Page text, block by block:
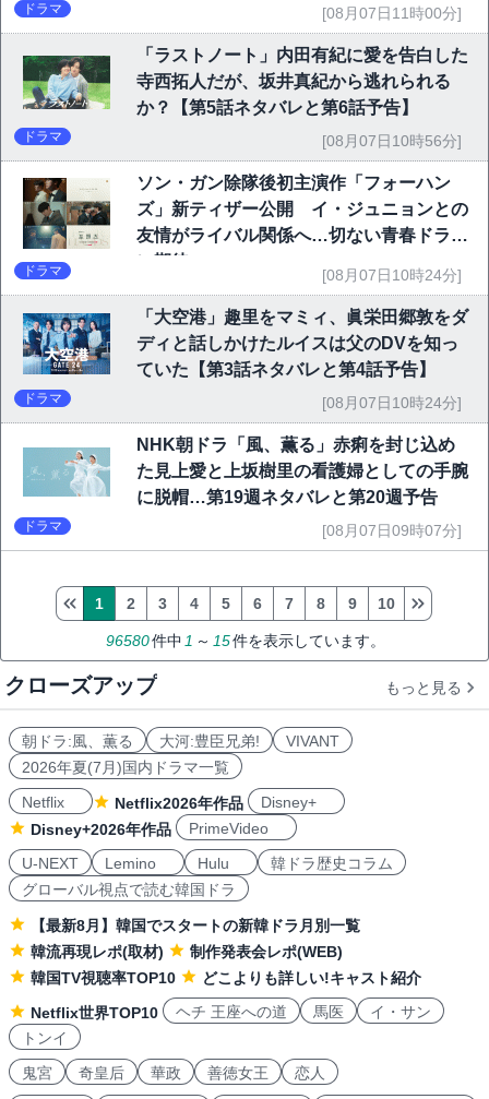
ドラマ [08月07日11時00分]
「ラストノート」内田有紀に愛を告白した
寺西拓人だが、坂井真紀から逃れられる
か？【第5話ネタバレと第6話予告】
ドラマ [08月07日10時56分]
ソン・ガン除隊後初主演作「フォーハン
ズ」新ティザー公開 イ・ジュニョンとの
友情がライバル関係へ…切ない青春ドラマ
に期待
ドラマ [08月07日10時24分]
「大空港」趣里をマミィ、眞栄田郷敦をダ
ディと話しかけたルイスは父のDVを知っ
ていた【第3話ネタバレと第4話予告】
ドラマ [08月07日10時24分]
NHK朝ドラ「風、薫る」赤痢を封じ込め
た見上愛と上坂樹里の看護婦としての手腕
に脱帽…第19週ネタバレと第20週予告
ドラマ [08月07日09時07分]
96580件中1 ～ 15件を表示しています。
1 2 3 4 5 6 7 8 9 10
クローズアップ もっと見る
朝ドラ:風、薫る 大河:豊臣兄弟!
VIVANT
2026年夏(7月)国内ドラマ一覧
Netflix
Netflix2026年作品
Disney+
Disney+2026年作品
PrimeVideo
U-NEXT
Lemino Hulu
韓ドラ歴史コラム
グローバル視点で読む韓国ドラ
【最新8月】韓国でスタートの新韓ドラ月別一覧
韓流再現レポ(取材)
制作発表会レポ(WEB)
韓国TV視聴率TOP10
どこよりも詳しい!キャスト紹介
Netflix世界TOP10
ヘチ 王座への道 馬医
イ・サン
トンイ
鬼宮
奇皇后 華政 善徳女王 恋人